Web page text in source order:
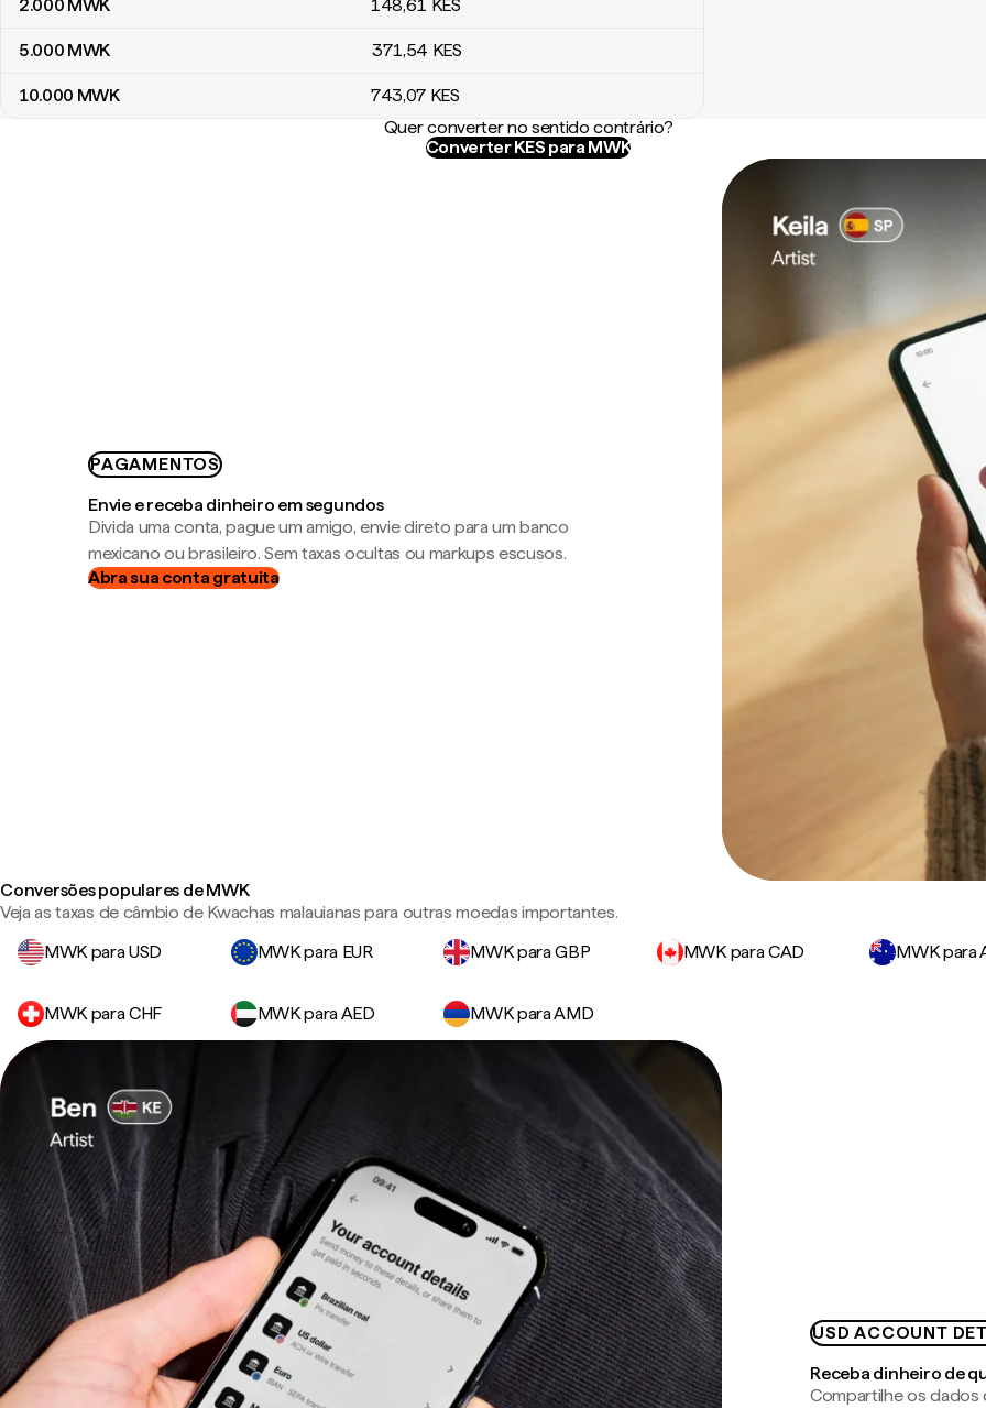
2.000 MWK 148,61 KES
5.000 MWK 371,54 KES
10.000 MWK 743,07 KES
Quer converter no sentido contrário?
Converter KES para MWK
PAGAMENTOS
Envie e receba dinheiro em segundos
Divida uma conta, pague um amigo, envie direto para um banco
mexicano ou brasileiro. Sem taxas ocultas ou markups escusos.
Abra sua conta gratuita
Conversões populares de MWK
Veja as taxas de câmbio de Kwachas malauianas para outras moedas importantes.
MWK para USD
MWK para EUR MWK para GBP MWK para CAD MWK para
MWK para CHF MWK para AED MWK para AMD
USD ACCOUNT
Receba dinheiro de
Compartilhe os dados